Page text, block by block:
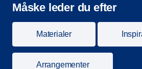
Måske leder du efter
Materialer
Arrangementer